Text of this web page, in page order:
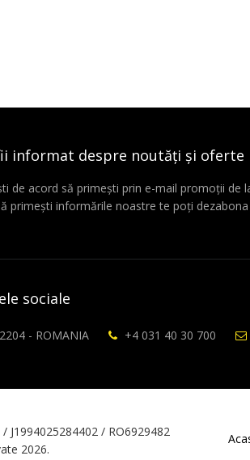
informat despre noutăți și oferte
de acord să primești prin e-mail promoții de
primești informările noastre te poți dezabona
sociale
- ROMANIA +4 031 40 30 700
/ J1994025284402 / RO6929482
2026.